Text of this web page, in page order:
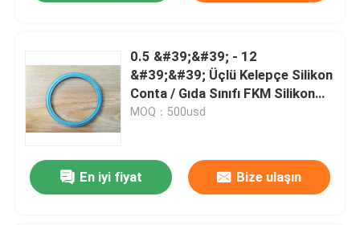
0.5 &#39;&#39; - 12
&#39;&#39; Üçlü Kelepçe Silikon
Conta / Gıda Sınıfı FKM Silikon
Conta Halkası
MOQ：500usd
En iyi fiyat Bize ulaşın